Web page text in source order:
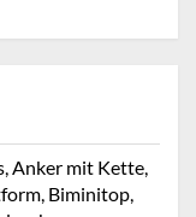
Anker mit Kette,
Biminitop,